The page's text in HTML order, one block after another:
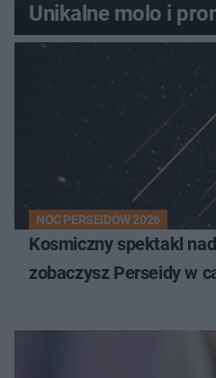
Unikalne molo i
NOC PERSEIDÓW 2026
Kosmiczny spektakl
zobaczysz Perseidy w